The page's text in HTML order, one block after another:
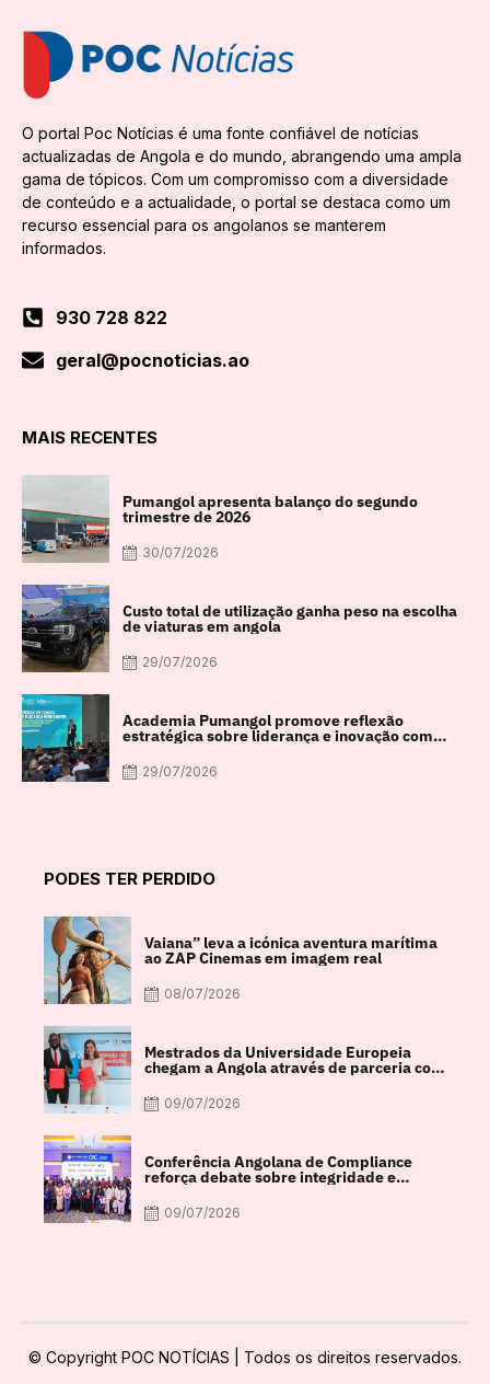
O portal Poc Notícias é uma fonte confiável de notícias
actualizadas de Angola e do mundo, abrangendo uma ampla
gama de tópicos. Com um compromisso com a diversidade
de conteúdo e a actualidade, o portal se destaca como um
recurso essencial para os angolanos se manterem
informados.
930 728 822
geral@pocnoticias.ao
MAIS RECENTES
Pumangol apresenta balanço do segundo
trimestre de 2026
30/07/2026
Custo total de utilização ganha peso na escolha
de viaturas em angola
29/07/2026
Academia Pumangol promove reflexão
estratégica sobre liderança e inovação com
especialista internacional Nadim Habib
29/07/2026
PODES TER PERDIDO
Vaiana” leva a icónica aventura marítima
ao ZAP Cinemas em imagem real
08/07/2026
Mestrados da Universidade Europeia
chegam a Angola através de parceria com
a FACUL
09/07/2026
Conferência Angolana de Compliance
reforça debate sobre integridade e
crescimento económico
09/07/2026
© Copyright POC NOTÍCIAS | Todos os direitos reservados.